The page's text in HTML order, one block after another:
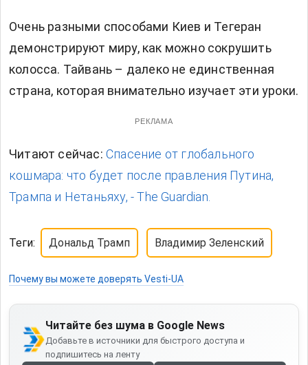
Очень разными способами Киев и Тегеран
демонстрируют миру, как можно сокрушить
колосса. Тайвань – далеко не единственная
страна, которая внимательно изучает эти уроки.
РЕКЛАМА
Читают сейчас: Спасение от глобального
кошмара: что будет после правления Путина,
Трампа и Нетаньяху, - The Guardian.
Теги: Дональд Трамп Владимир Зеленский
Почему вы можете доверять Vesti-UA
Читайте без шума в Google News
Добавьте в источники для быстрого доступа и
подпишитесь на ленту